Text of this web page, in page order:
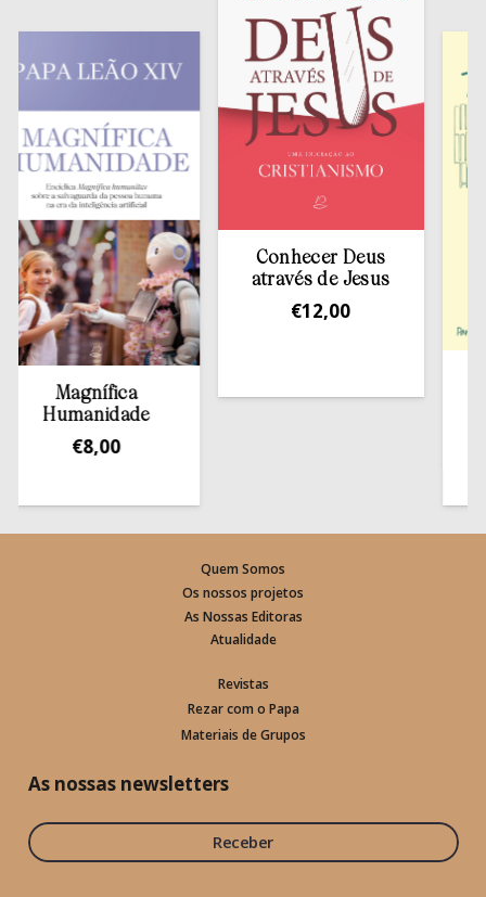
Magnífica
Humanidade
8,00
Conhecer Deus
através de Jesus
12,00
Quem Somos
Os nossos projetos
As Nossas Editoras
Atualidade
Revistas
Rezar com o Papa
Materiais de Grupos
As nossas newsletters
Receber